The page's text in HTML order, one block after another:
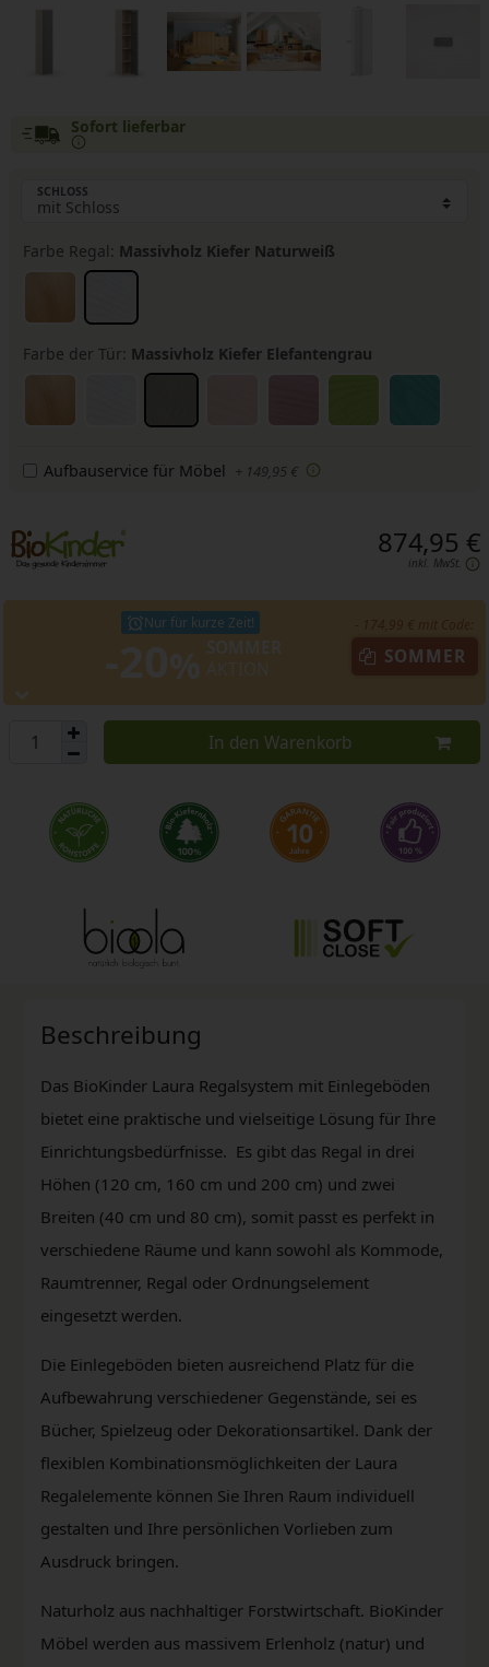
Sofort lieferbar
SCHLOSS
Farbe Regal: Massivholz Kiefer Naturweiß
Farbe der Tür: Massivholz Kiefer Elefantengrau
Aufbauservice für Möbel + 149,95 €
874,95 €
inkl. MwSt.
Nur für kurze Zeit!
SOMMER
In den Warenkorb
Beschreibung
Das BioKinder Laura Regalsystem mit Einlegeböden
bietet eine praktische und vielseitige Lösung für Ihre
Einrichtungsbedürfnisse. Es gibt das Regal in drei
Höhen (120 cm, 160 cm und 200 cm) und zwei
Breiten (40 cm und 80 cm), somit passt es perfekt in
verschiedene Räume und kann sowohl als Kommode,
Raumtrenner, Regal oder Ordnungselement
eingesetzt werden.
Die Einlegeböden bieten ausreichend Platz für die
Aufbewahrung verschiedener Gegenstände, sei es
Bücher, Spielzeug oder Dekorationsartikel. Dank der
flexiblen Kombinationsmöglichkeiten der Laura
Regalelemente können Sie Ihren Raum individuell
gestalten und Ihre persönlichen Vorlieben zum
Ausdruck bringen.
Naturholz aus nachhaltiger Forstwirtschaft. BioKinder
Möbel werden aus massivem Erlenholz (natur) und